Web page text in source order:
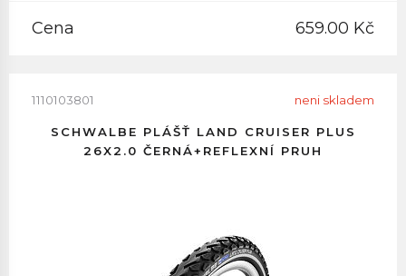
Cena 659.00 Kč
1110103801 neni skladem
SCHWALBE PLÁŠŤ LAND CRUISER PLUS
26X2.0 ČERNÁ+REFLEXNÍ PRUH